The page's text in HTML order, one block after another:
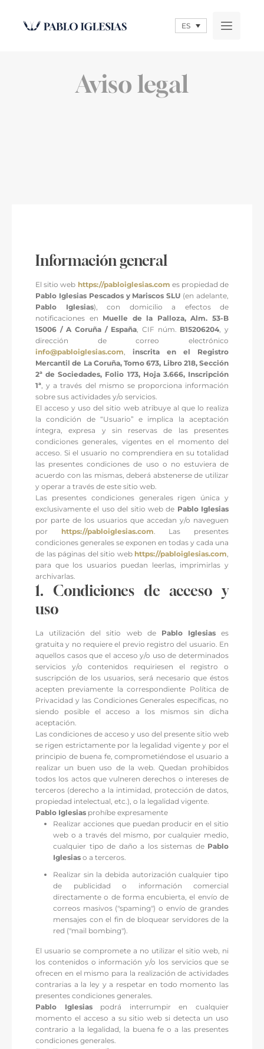
ES
Aviso legal
Información general
El sitio web https://pabloiglesias.com es propiedad de
Pablo Iglesias Pescados y Mariscos SLU (en adelante,
Pablo Iglesias), con domicilio a efectos de
notificaciones en Muelle de la Palloza, Alm. 53-B
15006 / A Coruña / España, CIF núm. B15206204, y
dirección de correo electrónico
info@pabloiglesias.com, inscrita en el Registro
Mercantil de La Coruña, Tomo 673, Libro 218, Sección
2ª de Sociedades, Folio 173, Hoja 3.666, Inscripción
1ª, y a través del mismo se proporciona información
sobre sus actividades y/o servicios.
El acceso y uso del sitio web atribuye al que lo realiza
la condición de “Usuario” e implica la aceptación
íntegra, expresa y sin reservas de las presentes
condiciones generales, vigentes en el momento del
acceso. Si el usuario no comprendiera en su totalidad
las presentes condiciones de uso o no estuviera de
acuerdo con las mismas, deberá abstenerse de utilizar
y operar a través de este sitio web.
Las presentes condiciones generales rigen única y
exclusivamente el uso del sitio web de Pablo Iglesias
por parte de los usuarios que accedan y/o naveguen
por https://pabloiglesias.com. Las presentes
condiciones generales se exponen en todas y cada una
de las páginas del sitio web https://pabloiglesias.com,
para que los usuarios puedan leerlas, imprimirlas y
archivarlas.
1. Condiciones de acceso y
uso
La utilización del sitio web de Pablo Iglesiases
gratuita y no requiere el previo registro del usuario. En
aquellos casos que el acceso y/o uso de determinados
servicios y/o contenidos requiriesen el registro o
suscripción de los usuarios, será necesario que éstos
acepten previamente la correspondiente Política de
Privacidad y las Condiciones Generales específicas, no
siendo posible el acceso a los mismos sin dicha
aceptación.
Las condiciones de acceso y uso del presente sitio web
se rigen estrictamente por la legalidad vigente y por el
principio de buena fe, comprometiéndose el usuario a
realizar un buen uso de la web. Quedan prohibidos
todos los actos que vulneren derechos o intereses de
terceros (derecho a la intimidad, protección de datos,
propiedad intelectual, etc.), o la legalidad vigente.
Pablo Iglesias prohíbe expresamente
Realizar acciones que puedan producir en el sitio
web o a través del mismo, por cualquier medio,
cualquier tipo de daño a los sistemas de Pablo
Iglesias o a terceros.
Realizar sin la debida autorización cualquier tipo
de publicidad o información comercial
directamente o de forma encubierta, el envío de
correos masivos ("spaming") o envío de grandes
mensajes con el fin de bloquear servidores de la
red ("mail bombing").
El usuario se compromete a no utilizar el sitio web, ni
los contenidos o información y/o los servicios que se
ofrecen en el mismo para la realización de actividades
contrarias a la ley y a respetar en todo momento las
presentes condiciones generales.
Pablo Iglesiaspodrá interrumpir en cualquier
momento el acceso a su sitio web si detecta un uso
contrario a la legalidad, la buena fe o a las presentes
condiciones generales.